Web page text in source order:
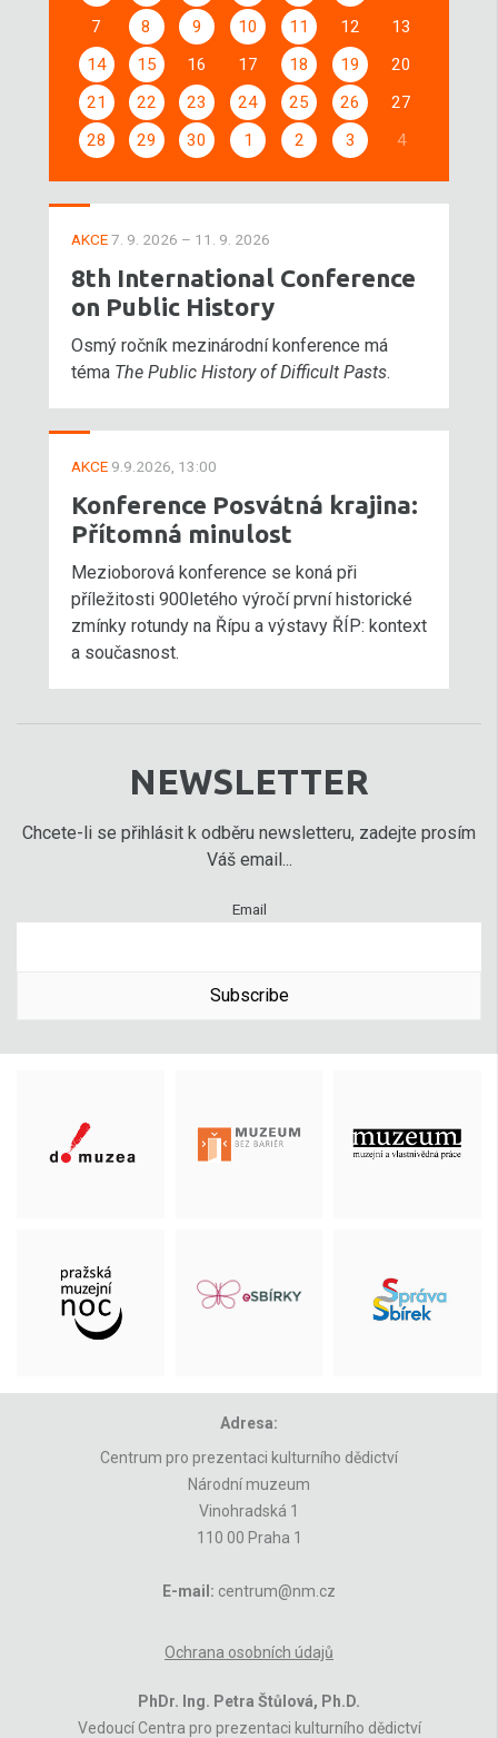
7
8 9 10 11 12
13
14
15 16 17 18 19
20
21
22 23 24 25 26
27
28
29 30 1 2 3 4
AKCE7. 9. 2026 – 11. 9. 2026
8th International Conference
on Public History
Osmý ročník mezinárodní konference má
téma The Public History of Difficult Pasts.
AKCE 9.9.2026, 13:00
Konference Posvátná krajina:
Přítomná minulost
Mezioborová konference se koná při
příležitosti 900letého výročí první historické
zmínky rotundy na Řípu a výstavy ŘÍP: kontext
a současnost.
NEWSLETTER
Chcete-li se přihlásit k odběru newsletteru, zadejte prosím
Váš email...
Email
Subscribe
Adresa:
Centrum pro prezentaci kulturního dědictví
Národní muzeum
Vinohradská 1
110 00 Praha 1
E-mail: centrum@nm.cz
Ochrana osobních údajů
PhDr. Ing. Petra Štůlová, Ph.D.
Vedoucí Centra pro prezentaci kulturního dědictví